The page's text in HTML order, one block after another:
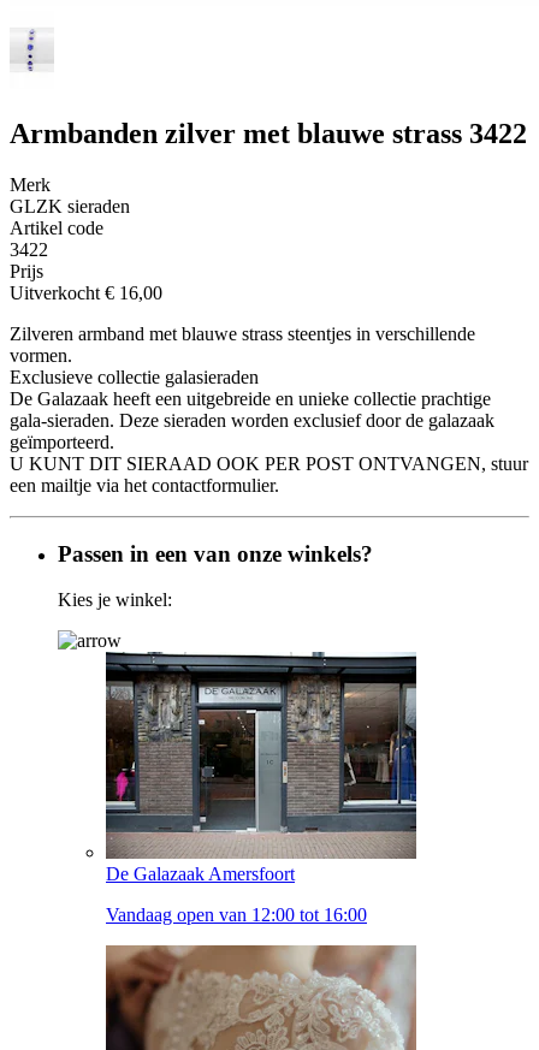
Armbanden zilver met blauwe strass 3422
Merk
GLZK sieraden
Artikel code
3422
Prijs
Uitverkocht € 16,00
Zilveren armband met blauwe strass steentjes in verschillende
vormen.
Exclusieve collectie galasieraden
De Galazaak heeft een uitgebreide en unieke collectie prachtige
gala-sieraden. Deze sieraden worden exclusief door de galazaak
geïmporteerd.
U KUNT DIT SIERAAD OOK PER POST ONTVANGEN, stuur
een mailtje via het contactformulier.
Passen in een van onze winkels?
Kies je winkel:
De Galazaak Amersfoort
Vandaag open van 12:00 tot 16:00